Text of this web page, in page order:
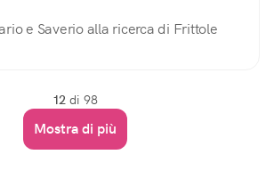
e Saverio alla ricerca di Frittole
12 di 98
Mostra di più